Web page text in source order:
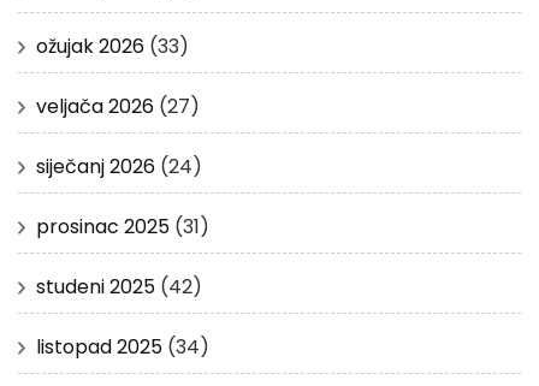
ožujak 2026 (33)
veljača 2026 (27)
siječanj 2026 (24)
prosinac 2025 (31)
studeni 2025 (42)
listopad 2025 (34)